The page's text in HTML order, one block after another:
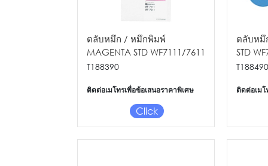
Click
ตลับหมึก / หมึกพิมพ์
MAGENTA STD WF7111/7611
T188390
ติดต่อเมโทรเพื่อข้อเสนอราคาพิเศษ
ตลับหมึ
STD
T188490
ติดต่อเมโ